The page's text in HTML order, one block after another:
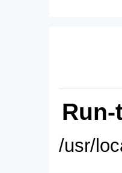
/usr/